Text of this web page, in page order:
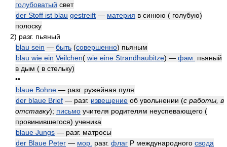
голубоватый свет
der Stoff ist blau gestreift — материя в синюю ( голубую)
полоску
2) разг. пьяный
blau sein — быть (совершенно) пьяным
blau wie ein Veilchen( wie eine Strandhaubitze) — фам.
пьяный
в дым ( в стельку)
••
blaue Bohne — разг. ружейная пуля
der blaue Brief — разг. извещение об увольнении (с работы, в
отставку); письмо учителя родителям неуспевающего (
провинившегося) ученика
blaue Jungs — разг. матросы
der Blaue Peter — мор. разг. флаг Р международного свода